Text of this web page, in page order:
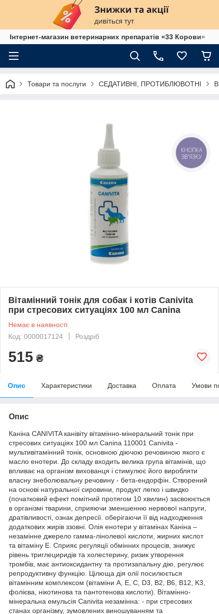
Інтернет-магазин ветеринарних препаратів «33 Корови»
Товари та послуги СЕДАТИВНІ, ПРОТИБЛЮВОТНІ
Вітамінний тонік для собак і котів Canivita
при стресових ситуаціях 100 мл Canina
Немає в наявності
Код: 0000017124
Роздріб
515 ₴
Опис Характеристики Доставка Оплата Умови
Опис
Каніна CANIVITA канівіту вітамінно-мінеральний тонік при
стресових ситуаціях 100 мл Canina 110001 Canivita -
мультивітамінний тонік, основною діючою речовиною якого є
масло енотери. До складу входить велика група вітамінів, що
впливає на організм вихованця і стимулює його виробляти
власну знеболювальну речовину - бета-ендорфін. Створений
на основі натуральної сировини, продукт легко і швидко
(початковий ефект помітний протягом 10 хвилин) засвоюється
в організмі тварини, сприяючи зменшенню нервової напруги,
дратівливості, ознак депресії. оберігаючи її від надходження
додаткових жирів ззовні. Олія енотери у вітамінах Каніна –
незамінне джерело гамма-лінолевої кислоти, жирних кислот
та вітаміну Е. Сприяє регуляції обмінних процесів, знижує
рівень триглециридів та холестерину, ризик утворення
тромбів, має антиоксидантну та протизапальну дію, регулює
репродуктивну функцію. Цілюща дія олії посилюється
вітамінним комплексом (вітаміни A, E, C, D3, B2, B6, B12, K3,
фолієва, нікотинова та пантотенова кислоти). Вітамінно-
мінеральна емульсія Canivita незамінна: - при стресових
станах організму, зумовлених виношуванням та
КНОПКА
ЗВ'ЯЗКУ